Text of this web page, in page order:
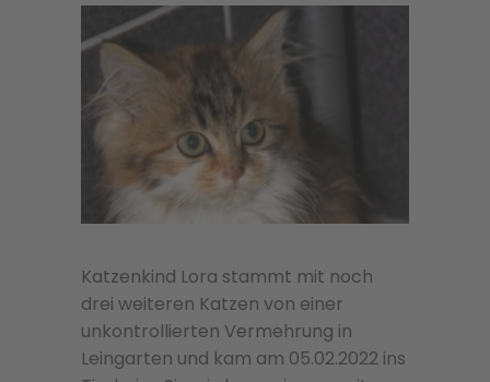
Katzenkind Lora stammt mit noch
drei weiteren Katzen von einer
unkontrollierten Vermehrung in
Leingarten und kam am 05.02.2022 ins